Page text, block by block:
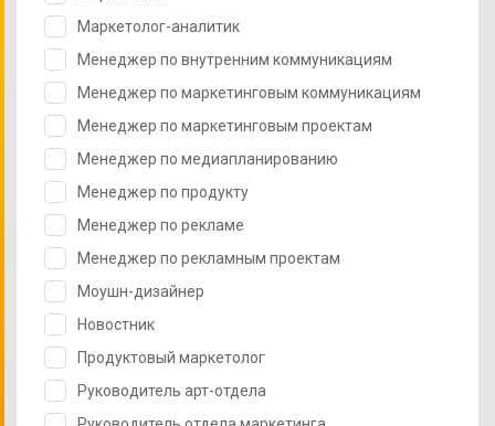
Маркетолог-аналитик
Менеджер по внутренним коммуникациям
Менеджер по маркетинговым коммуникациям
Менеджер по маркетинговым проектам
Менеджер по медиапланированию
Менеджер по продукту
Менеджер по рекламе
Менеджер по рекламным проектам
Моушн-дизайнер
Новостник
Продуктовый маркетолог
Руководитель арт-отдела